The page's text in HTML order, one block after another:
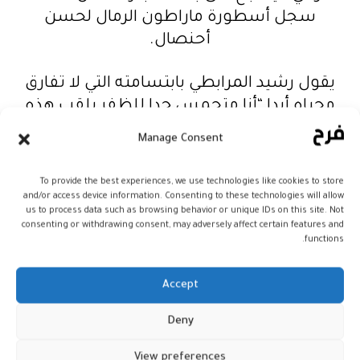
Manage Consent
To provide the best experiences, we use technologies like cookies to store
and/or access device information. Consenting to these technologies will allow
us to process data such as browsing behavior or unique IDs on this site. Not
consenting or withdrawing consent, may adversely affect certain features and
functions.
Accept
Deny
View preferences
سجل أسطورة ماراطون الرمال لحسن
أحنصال.
يقول رشيد المرابطي بابتسامته التي لا تفارق
محياه أبدا “أنا متحمس جدا للظفر بلقب هذه
السنة، وقد تدربت جيدا للوصول إلى هناك” في
ويتابع صاحب الـ41 ربيعا بنبرة تعكس الثقة
الكبيرة في النفس، “راكمت تجربة كبيرة خلال
مساري، وأعتقد جازما أن الفوز بماراثون الرمال
لا يحتاج فقط إلى القوة والعزيمة أو حتى الرغبة
في الفوز، بل يقتضي الأمر الكثير من الخبرة،
والتكيف مع مسارات المنافسة، لاختيار الوقت
المناسب لرفع الإيقاع أو خفضه”.